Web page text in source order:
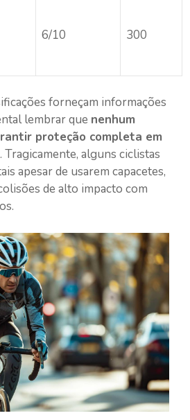
6/10 300
forneçam informações
lembrar que nenhum
proteção completa em
. Tragicamente, alguns ciclistas
apesar de usarem capacetes,
de alto impacto com